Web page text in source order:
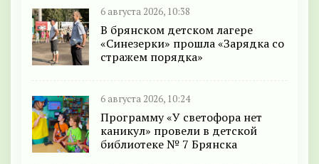
6 августа 2026, 10:38
В брянском детском лагере
«Синезерки» прошла «Зарядка со
стражем порядка»
6 августа 2026, 10:24
Программу «У светофора нет
каникул» провели в детской
библиотеке № 7 Брянска